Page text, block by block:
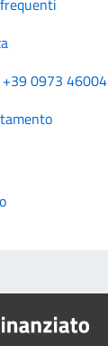
+39 0973 46004